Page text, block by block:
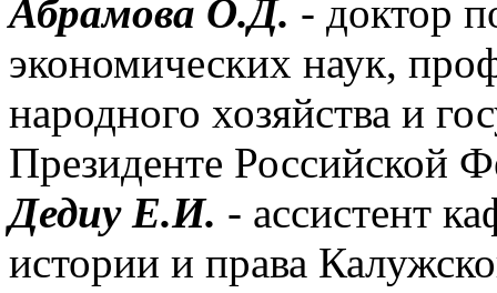
Абрамова О.Д. - доктор
экономических наук,
народного хозяйства и
Президенте Российской
Дедиу Е.И. - ассистент
истории и права